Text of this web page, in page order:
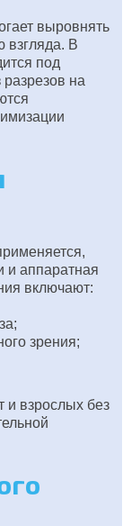
выровнять
взгляда. В
под
на
и аппаратная
включают:
зрения;
и взрослых без